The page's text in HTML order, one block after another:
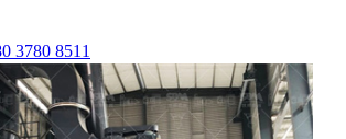
3780 8511